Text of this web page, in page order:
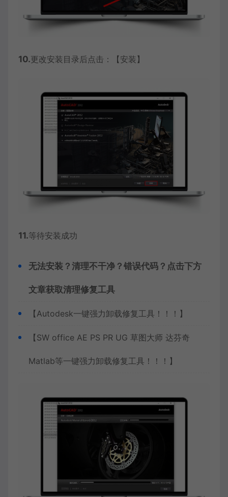
10.更改安装目录后点击：【安装】
11.等待安装成功
无法安装？清理不干净？错误代码？点击下方
文章获取清理修复工具
【Autodesk一键强力卸载修复工具！！！】
【SW office AE PS PR UG 草图大师 达芬奇
Matlab等一键强力卸载修复工具！！！】